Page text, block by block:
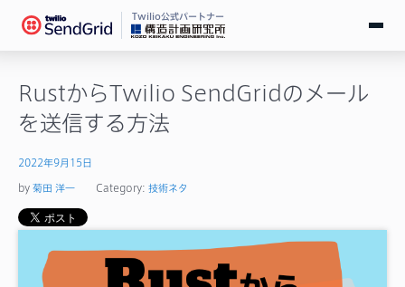
Twilio公式パートナー
SendGridとは
料金
導入事例
RustからTwilio SendGridのメール
を送信する方法
2022年9月15日
by 菊田 洋一 Category: 技術ネタ